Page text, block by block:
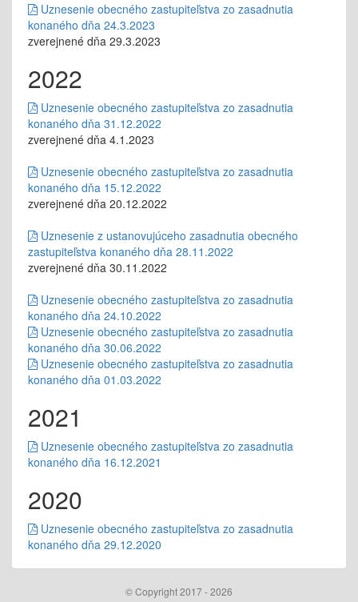
Uznesenie obecného zastupiteľstva zo zasadnutia
konaného dňa 24.3.2023
zverejnené dňa 29.3.2023
2022
Uznesenie obecného zastupiteľstva zo zasadnutia
konaného dňa 31.12.2022
zverejnené dňa 4.1.2023
Uznesenie obecného zastupiteľstva zo zasadnutia
konaného dňa 15.12.2022
zverejnené dňa 20.12.2022
Uznesenie z ustanovujúceho zasadnutia obecného
zastupiteľstva konaného dňa 28.11.2022
zverejnené dňa 30.11.2022
Uznesenie obecného zastupiteľstva zo zasadnutia
konaného dňa 24.10.2022
Uznesenie obecného zastupiteľstva zo zasadnutia
konaného dňa 30.06.2022
Uznesenie obecného zastupiteľstva zo zasadnutia
konaného dňa 01.03.2022
2021
Uznesenie obecného zastupiteľstva zo zasadnutia
konaného dňa 16.12.2021
2020
Uznesenie obecného zastupiteľstva zo zasadnutia
konaného dňa 29.12.2020
© Copyright 2017 - 2026